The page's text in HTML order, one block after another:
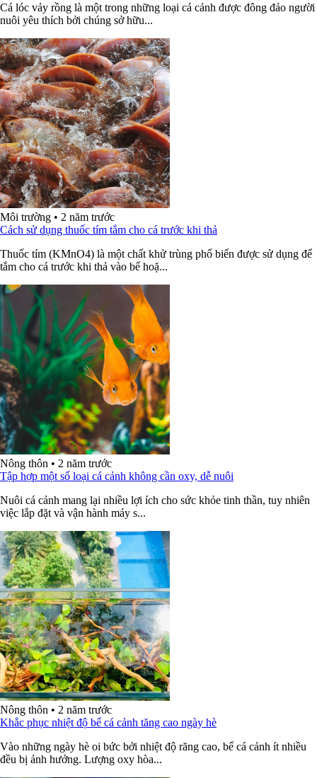
Cá lóc vảy rồng là một trong những loại cá cảnh được đông đảo người
nuôi yêu thích bởi chúng sở hữu...
Môi trường • 2 năm trước
Cách sử dụng thuốc tím tắm cho cá trước khi thả
Thuốc tím (KMnO4) là một chất khử trùng phổ biến được sử dụng để
tắm cho cá trước khi thả vào bể hoặ...
Nông thôn • 2 năm trước
Tập hợp một số loại cá cảnh không cần oxy, dễ nuôi
Nuôi cá cảnh mang lại nhiều lợi ích cho sức khỏe tinh thần, tuy nhiên
việc lắp đặt và vận hành máy s...
Nông thôn • 2 năm trước
Khắc phục nhiệt độ bể cá cảnh tăng cao ngày hè
Vào những ngày hè oi bức bởi nhiệt độ răng cao, bể cá cảnh ít nhiều
đều bị ảnh hưởng. Lượng oxy hòa...